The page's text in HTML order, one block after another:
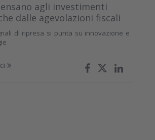
agli investimenti
dalle agevolazioni fiscali
di ripresa si punta su innovazione e